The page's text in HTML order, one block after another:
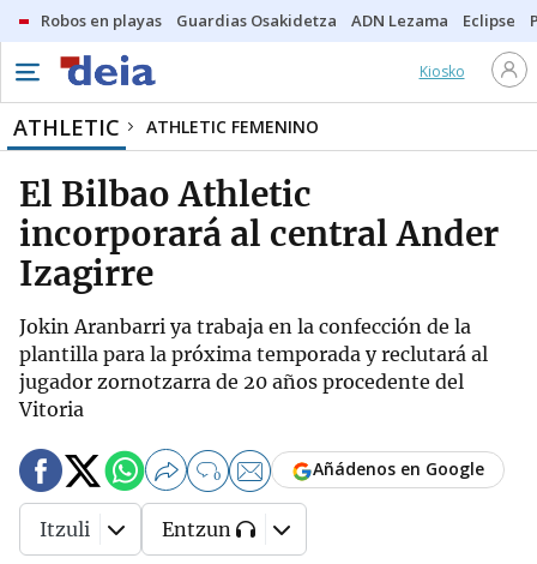
Robos en playas Guardias Osakidetza ADN Lezama Eclipse
Kiosko
ATHLETIC ATHLETIC FEMENINO
El Bilbao Athletic
incorporará al central Ander
Izagirre
Jokin Aranbarri ya trabaja en la confección de la
plantilla para la próxima temporada y reclutará al
jugador zornotzarra de 20 años procedente del
Vitoria
0 Añádenos en Google
Itzuli Entzun